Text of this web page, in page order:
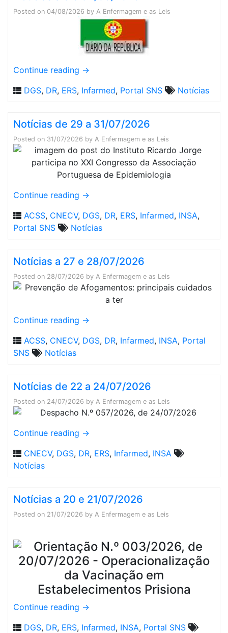
Posted on 04/08/2026 by A Enfermagem e as Leis
Continue reading →
DGS, DR, ERS, Infarmed, Portal SNS Notícias
Notícias de 29 a 31/07/2026
Posted on 31/07/2026 by A Enfermagem e as Leis
Continue reading →
ACSS, CNECV, DGS, DR, ERS, Infarmed, INSA,
Portal SNS
Notícias
Notícias a 27 e 28/07/2026
Posted on 28/07/2026 by A Enfermagem e as Leis
Continue reading →
ACSS, CNECV, DGS, DR, Infarmed, INSA, Portal
SNS
Notícias
Notícias de 22 a 24/07/2026
Posted on 24/07/2026 by A Enfermagem e as Leis
Continue reading →
CNECV, DGS, DR, ERS, Infarmed, INSA
Notícias
Notícias a 20 e 21/07/2026
Posted on 21/07/2026 by A Enfermagem e as Leis
Continue reading →
DGS, DR, ERS, Infarmed, INSA, Portal SNS